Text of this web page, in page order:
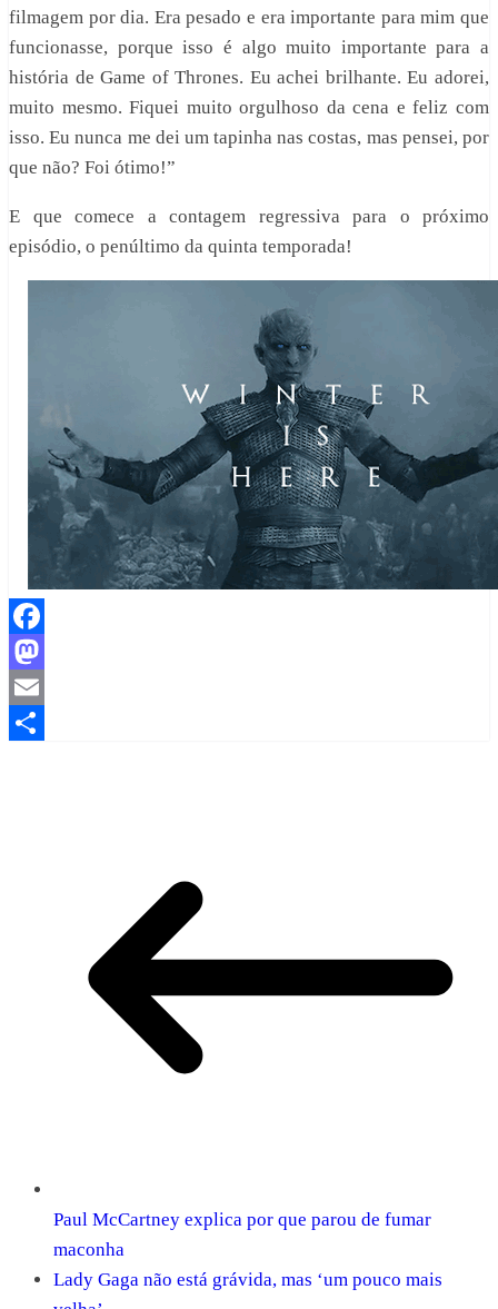
filmagem por dia. Era pesado e era importante para mim que
funcionasse, porque isso é algo muito importante para a
história de Game of Thrones. Eu achei brilhante. Eu adorei,
muito mesmo. Fiquei muito orgulhoso da cena e feliz com
isso. Eu nunca me dei um tapinha nas costas, mas pensei, por
que não? Foi ótimo!”
E que comece a contagem regressiva para o próximo
episódio, o penúltimo da quinta temporada!
Facebook
Mastodon
Email
Paul McCartney explica por que parou de fumar
maconha
Lady Gaga não está grávida, mas ‘um pouco mais